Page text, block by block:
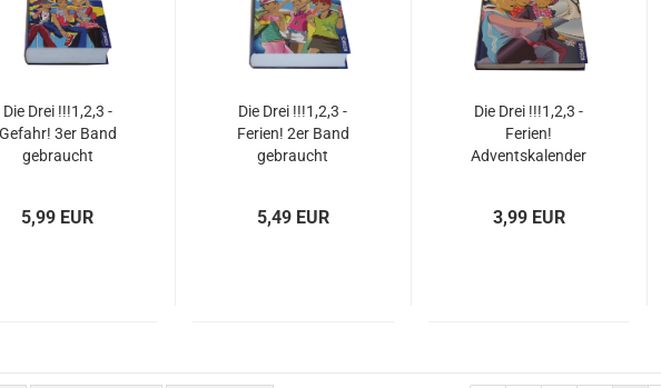
Die Drei !!!1,2,3 -
3er Band
gebraucht
5,99 EUR
Die Drei !!!1,2,3 -
Ferien! 2er Band
gebraucht
5,49 EUR
Die Drei !!!1,2,3 -
Ferien!
Adventskalender
3,99 EUR